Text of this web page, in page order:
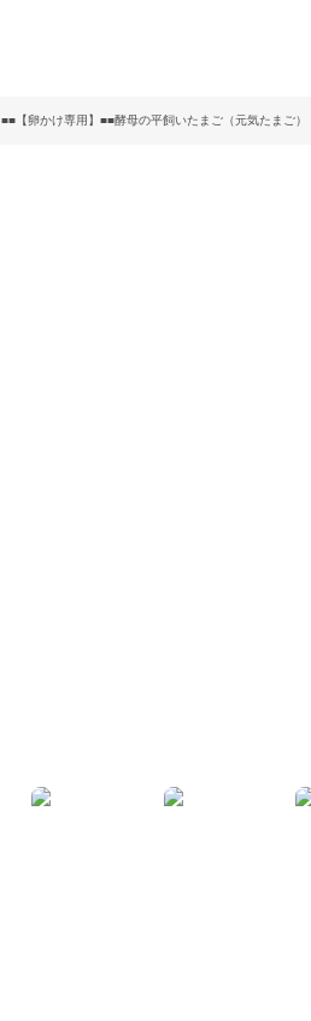
■■【卵かけ専用】■■酵母の平飼いたまご（元気たまご）